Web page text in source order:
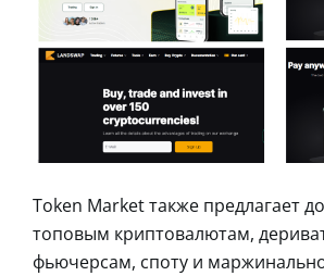
Token Market также предлагает
топовым криптовалютам,
фьючерсам, споту и